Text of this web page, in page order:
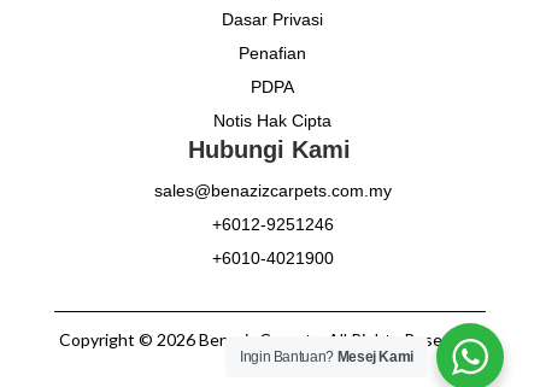
Dasar Privasi
Penafian
PDPA
Notis Hak Cipta
Hubungi Kami
sales@benazizcarpets.com.my
+6012-9251246
+6010-4021900
Copyright © 2026 Benaziz Carpets. All Rights Reserved.
Ingin Bantuan? Mesej Kami